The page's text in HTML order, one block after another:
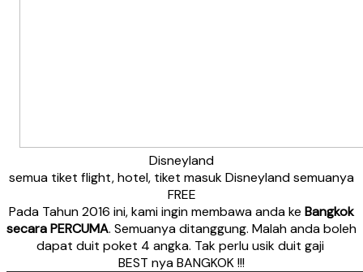
Disneyland
semua tiket flight, hotel, tiket masuk Disneyland semuanya
FREE
Pada Tahun 2016 ini, kami ingin membawa anda ke Bangkok
secara PERCUMA. Semuanya ditanggung. Malah anda boleh
dapat duit poket 4 angka. Tak perlu usik duit gaji
BEST nya BANGKOK !!!